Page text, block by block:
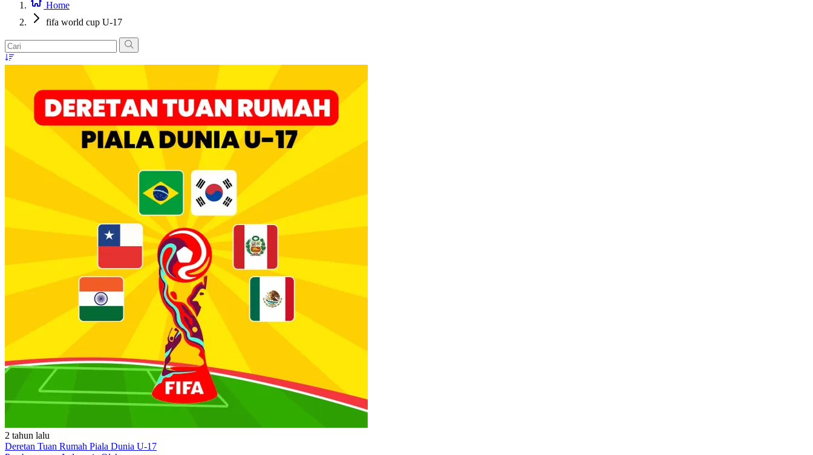
Home
fifa world cup U-17
2 tahun lalu
Deretan Tuan Rumah Piala Dunia U-17